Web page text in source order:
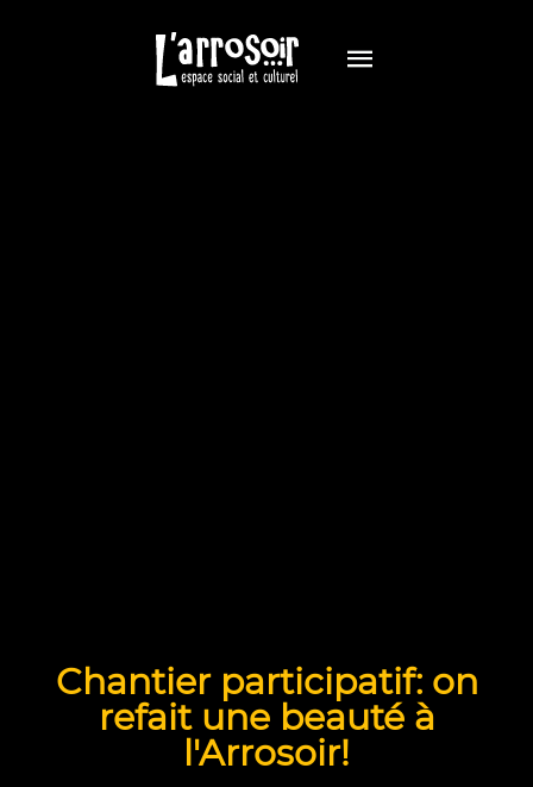
Chantier participatif: on
refait une beauté à
l'Arrosoir!